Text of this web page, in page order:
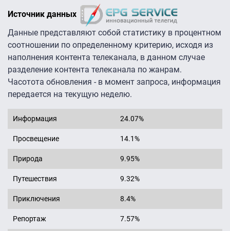
Источник данных
Данные представляют собой статистику в процентном
соотношении по определенному критерию, исходя из
наполнения контента телеканала, в данном случае
разделение контента телеканала по жанрам.
Часотота обновления - в момент запроса, информация
передается на текущую неделю.
Информация 24.07%
Просвещение 14.1%
Природа 9.95%
Путешествия 9.32%
Приключения 8.4%
Репортаж 7.57%